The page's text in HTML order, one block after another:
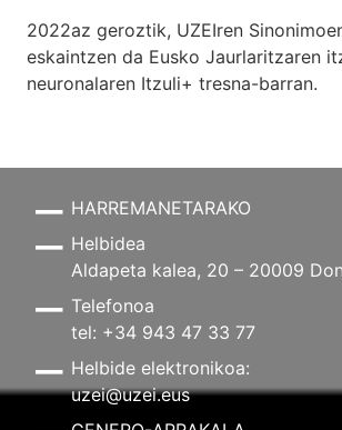
2022az geroztik, UZEIren
eskaintzen da Eusko Jaurlaritzaren
neuronalaren Itzuli+ tresna-barran.
HARREMANETARAKO
Helbidea
Aldapeta kalea, 20 – 20009
Telefonoa
tel: +34 943 47 33 77
Helbide elektronikoa:
uzei@uzei.eus